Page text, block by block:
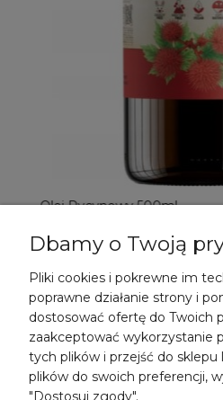
Olej Rycynowy 500ml
23,99 zł
DO
+48 537
Dbamy o Twoją
Pliki cookies i pokrewne im
poprawne działanie strony i
dostosować ofertę do Twoich
zaakceptować wykorzystanie
tych plików i przejść do sklepu
plików do swoich preferencji,
"Dostosuj zgody".